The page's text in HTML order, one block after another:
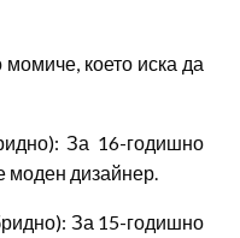
което иска да
За 16-годишно
моден дизайнер.
За 15-годишно